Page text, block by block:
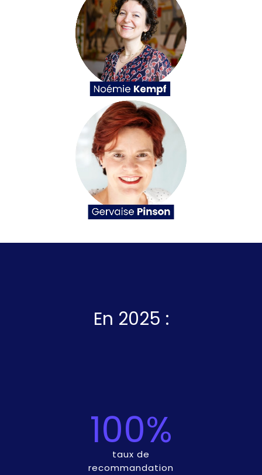
En 2025 :
100%
taux de
recommandation